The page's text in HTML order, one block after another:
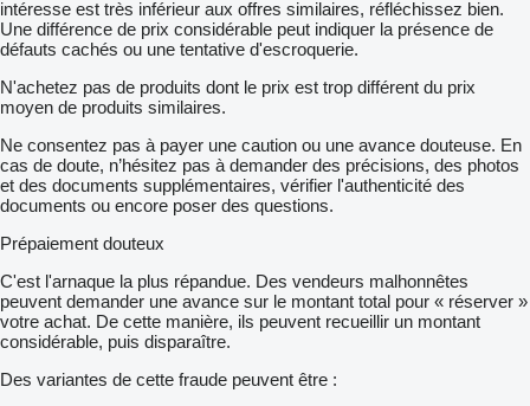
intéresse est très inférieur aux offres similaires, réfléchissez bien.
Une différence de prix considérable peut indiquer la présence de
défauts cachés ou une tentative d'escroquerie.
N'achetez pas de produits dont le prix est trop différent du prix
moyen de produits similaires.
Ne consentez pas à payer une caution ou une avance douteuse. En
cas de doute, n’hésitez pas à demander des précisions, des photos
et des documents supplémentaires, vérifier l'authenticité des
documents ou encore poser des questions.
Prépaiement douteux
C'est l'arnaque la plus répandue. Des vendeurs malhonnêtes
peuvent demander une avance sur le montant total pour « réserver »
votre achat. De cette manière, ils peuvent recueillir un montant
considérable, puis disparaître.
Des variantes de cette fraude peuvent être :